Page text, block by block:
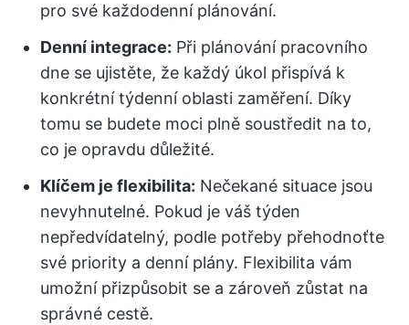
pro své každodenní plánování.
Denní integrace: Při plánování pracovního
dne se ujistěte, že každý úkol přispívá k
konkrétní týdenní oblasti zaměření. Díky
tomu se budete moci plně soustředit na to,
co je opravdu důležité.
Klíčem je flexibilita: Nečekané situace jsou
nevyhnutelné. Pokud je váš týden
nepředvídatelný, podle potřeby přehodnoťte
své priority a denní plány. Flexibilita vám
umožní přizpůsobit se a zároveň zůstat na
správné cestě.